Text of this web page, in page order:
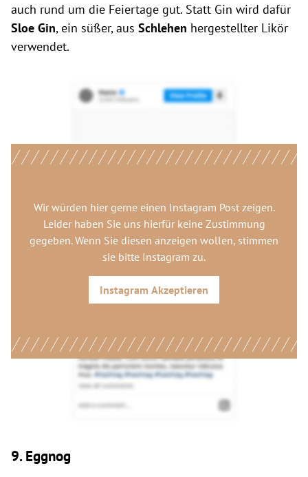
auch rund um die Feiertage gut. Statt Gin wird dafür
Sloe Gin, ein süßer, aus Schlehen hergestellter Likör
verwendet.
Wir würden hier gerne einen Instagram Postzeigen.
Leider haben Sie uns hierfür keine Zustimmung
gegeben. Wenn Sie diesen anzeigen wollen, stimmen
sie bitte Instagram zu.
Instagram Akzeptieren
9. Eggnog